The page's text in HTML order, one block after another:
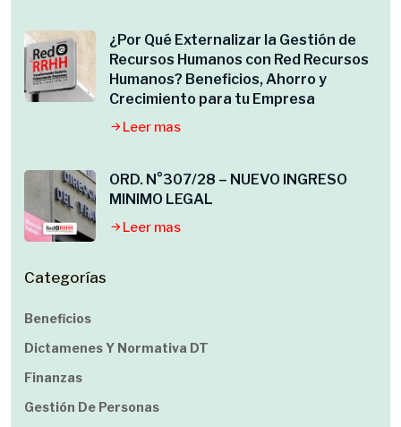
¿Por Qué Externalizar la Gestión de
Recursos Humanos con Red Recursos
Humanos? Beneficios, Ahorro y
Crecimiento para tu Empresa
Leer mas
ORD. N°307/28 – NUEVO INGRESO
MINIMO LEGAL
Leer mas
Categorías
Beneficios
Dictamenes Y Normativa DT
Finanzas
Gestión De Personas